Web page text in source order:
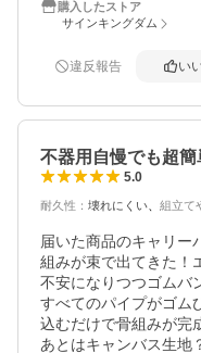
けど、座面が低いので
った。子どもも座りた
購入したストア
サインキングダム
違反報告 い
不器用自慢でも超簡
5.0
耐久性 ： 壊れにくい 組立て
届いた商品のキャリー
組みが束で出てきた！
不安になりつつゴムバ
すべてのパイプがゴム
込むだけで骨組みが完
あとはキャンバス生地